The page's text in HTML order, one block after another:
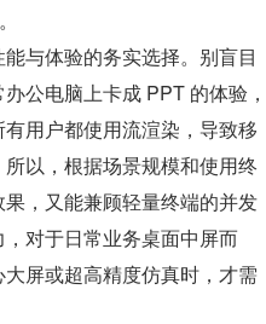
与体验的务实选择。别盲目
公电脑上卡成 PPT 的体验，
用户都使用流渲染，导致移
以，根据场景规模和使用终
，又能兼顾轻量终端的并发
对于日常业务桌面中屏而
屏或超高精度仿真时，才需